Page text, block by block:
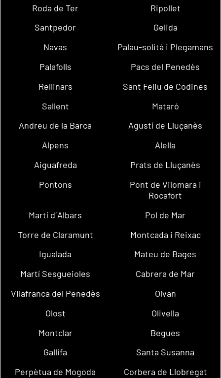
Roda de Ter
Ripollet
Santpedor
Gelida
Navas
Palau-solità i Plegamans
Palafolls
Pacs del Penedès
Rellinars
Sant Feliu de Codines
Sallent
Mataró
Andreu de la Barca
Agustí de Lluçanès
Alpens
Alella
Aiguafreda
Prats de Lluçanès
Pontons
Pont de Vilomara i
Rocafort
Martí d´Albars
Pol de Mar
Torre de Claramunt
Montcada i Reixac
Igualada
Mateu de Bages
Martí Sesgueioles
Cabrera de Mar
Vilafranca del Penedès
Olvan
Olost
Olivella
Montclar
Begues
Gallifa
Santa Susanna
Perpètua de Mogoda
Corbera de Llobregat